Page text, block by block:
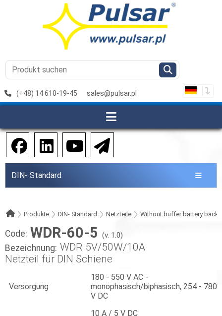
(+48) 14 610-19-45 sales@pulsar.pl
DIN- Standard
Produkte DIN- Standard Netzteile Without buffer battery
Code: WDR-60-5 (v. 1.0)
Bezeichnung: WDR 5V/50W/10A
Netzteil für DIN Schiene
Versorgung
180 - 550 V AC -
monophasisch/biphasisch, 254 - 780
V DC
10 A / 5 V DC